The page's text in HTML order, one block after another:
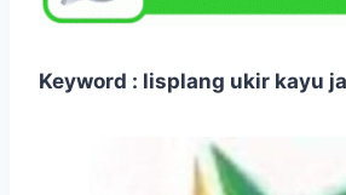
Keyword : lisplang ukir kayu